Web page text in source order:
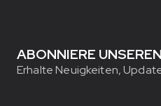
ABONNIERE
Erhalte Neuigkeiten,